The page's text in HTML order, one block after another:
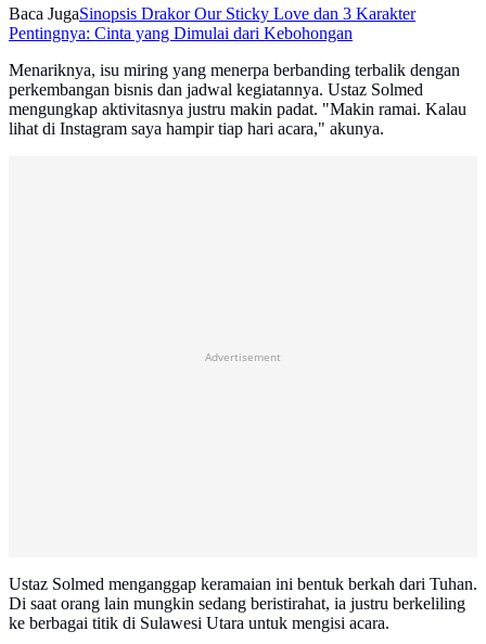
Baca JugaSinopsis Drakor Our Sticky Love dan 3 Karakter
Pentingnya: Cinta yang Dimulai dari Kebohongan
Menariknya, isu miring yang menerpa berbanding terbalik dengan
perkembangan bisnis dan jadwal kegiatannya. Ustaz Solmed
mengungkap aktivitasnya justru makin padat. "Makin ramai. Kalau
lihat di Instagram saya hampir tiap hari acara," akunya.
Advertisement
Ustaz Solmed menganggap keramaian ini bentuk berkah dari Tuhan.
Di saat orang lain mungkin sedang beristirahat, ia justru berkeliling
ke berbagai titik di Sulawesi Utara untuk mengisi acara.